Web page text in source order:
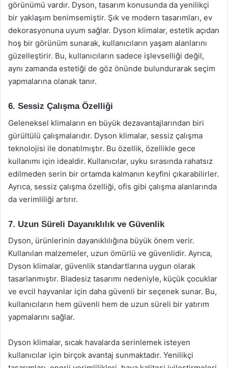
görünümü vardır. Dyson, tasarım konusunda da yenilikçi
bir yaklaşım benimsemiştir. Şık ve modern tasarımları, ev
dekorasyonuna uyum sağlar. Dyson klimalar, estetik açıdan
hoş bir görünüm sunarak, kullanıcıların yaşam alanlarını
güzelleştirir. Bu, kullanıcıların sadece işlevselliği değil,
aynı zamanda estetiği de göz önünde bulundurarak seçim
yapmalarına olanak tanır.
6. Sessiz Çalışma Özelliği
Geleneksel klimaların en büyük dezavantajlarından biri
gürültülü çalışmalarıdır. Dyson klimalar, sessiz çalışma
teknolojisi ile donatılmıştır. Bu özellik, özellikle gece
kullanımı için idealdir. Kullanıcılar, uyku sırasında rahatsız
edilmeden serin bir ortamda kalmanın keyfini çıkarabilirler.
Ayrıca, sessiz çalışma özelliği, ofis gibi çalışma alanlarında
da verimliliği artırır.
7. Uzun Süreli Dayanıklılık ve Güvenlik
Dyson, ürünlerinin dayanıklılığına büyük önem verir.
Kullanılan malzemeler, uzun ömürlü ve güvenlidir. Ayrıca,
Dyson klimalar, güvenlik standartlarına uygun olarak
tasarlanmıştır. Bladesiz tasarımı nedeniyle, küçük çocuklar
ve evcil hayvanlar için daha güvenli bir seçenek sunar. Bu,
kullanıcıların hem güvenli hem de uzun süreli bir yatırım
yapmalarını sağlar.
Dyson klimalar, sıcak havalarda serinlemek isteyen
kullanıcılar için birçok avantaj sunmaktadır. Yenilikçi